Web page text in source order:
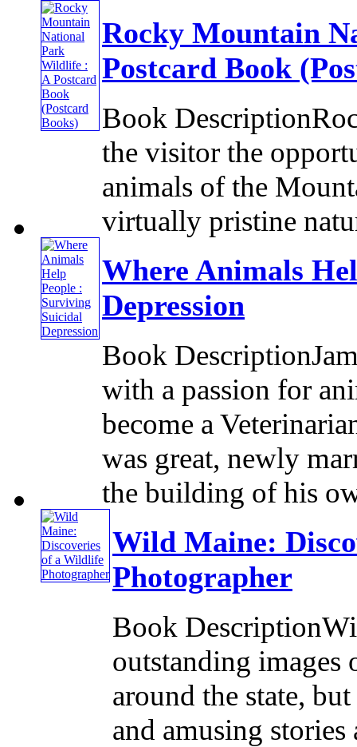
Rocky Mountain
Postcard Book
Book
the visitor the
animals of the
virtually pristine
Where Animals
Depression
Book
with a passion for
become a
was great, newly
the building of his
Wild Maine:
Photographer
Book
outstanding
around the state,
and amusing